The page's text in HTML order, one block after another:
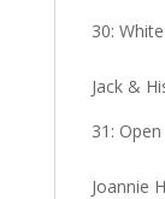
30:
Jack &
31:
Joannie